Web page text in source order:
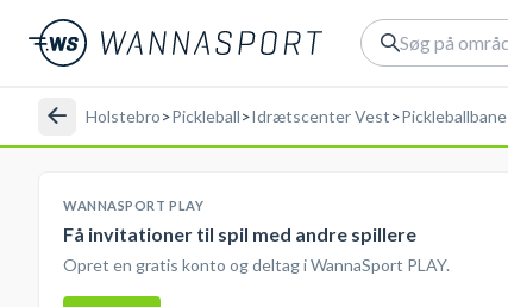
Holstebro>Pickleball>Idrætscenter Vest>Pickleballbane
WANNASPORT PLAY
Få invitationer til spil med andre spillere
Opret en gratis konto og deltag i WannaSport PLAY.